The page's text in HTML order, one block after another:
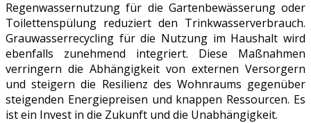
Regenwassernutzung für die Gartenbewässerung oder
Toilettenspülung reduziert den Trinkwasserverbrauch.
Grauwasserrecycling für die Nutzung im Haushalt wird
ebenfalls zunehmend integriert. Diese Maßnahmen
verringern die Abhängigkeit von externen Versorgern
und steigern die Resilienz des Wohnraums gegenüber
steigenden Energiepreisen und knappen Ressourcen. Es
ist ein Invest in die Zukunft und die Unabhängigkeit.